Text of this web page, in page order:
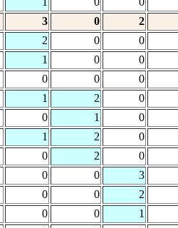
3 0 2
2 0
0
1 0
0
0 0
0
1 2
0
0 1
0
1 2
0
0 2
0
0 0
3
0 0
2
0 0
1